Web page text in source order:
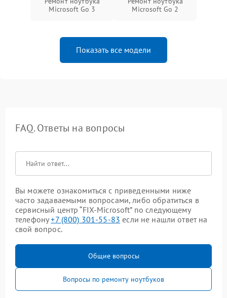
Microsoft Go 3
Microsoft Go 2
Показать все модели
FAQ. Ответы на вопросы
Вы можете ознакомиться с приведенными ниже
часто задаваемыми вопросами, либо обратиться в
сервисный центр “FIX-Microsoft” по следующему
телефону+7 (800) 301-55-83 если не нашли ответ на
свой вопрос.
Общие вопросы
Вопросы по ремонту ноутбуков